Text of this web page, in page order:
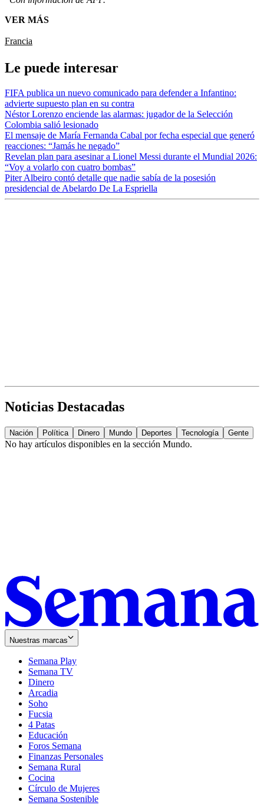
VER MÁS
Francia
Le puede interesar
FIFA publica un nuevo comunicado para defender a Infantino:
advierte supuesto plan en su contra
Néstor Lorenzo enciende las alarmas: jugador de la Selección
Colombia salió lesionado
El mensaje de María Fernanda Cabal por fecha especial que generó
reacciones: “Jamás he negado”
Revelan plan para asesinar a Lionel Messi durante el Mundial 2026:
“Voy a volarlo con cuatro bombas”
Piter Albeiro contó detalle que nadie sabía de la posesión
presidencial de Abelardo De La Espriella
Noticias Destacadas
Nación Política Dinero Mundo Deportes Tecnología Gente
No hay artículos disponibles en la sección Mundo.
Nuestras marcas
Semana Play
Semana TV
Dinero
Arcadia
Soho
in
new
window
Fucsia
in
new
window
4 Patas
Educación
Foros Semana
Finanzas Personales
Semana Rural
Cocina
Círculo de Mujeres
Semana Sostenible